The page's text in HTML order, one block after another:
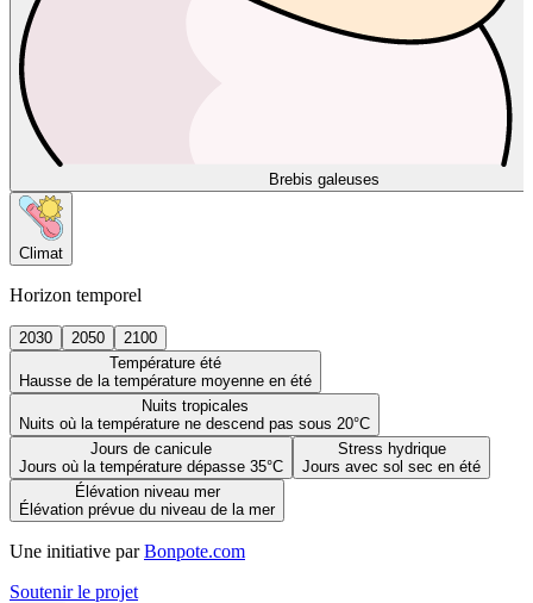
Brebis galeuses
Climat
Horizon temporel
2030 2050
2100
Température été
Hausse de la température moyenne en été
Nuits tropicales
Nuits où la température ne descend pas sous 20°C
Jours de canicule
Jours où la température dépasse 35°C
Stress hydrique
Jours avec sol sec en été
Élévation niveau mer
Élévation prévue du niveau de la mer
Une initiative par Bonpote.com
Soutenir le projet